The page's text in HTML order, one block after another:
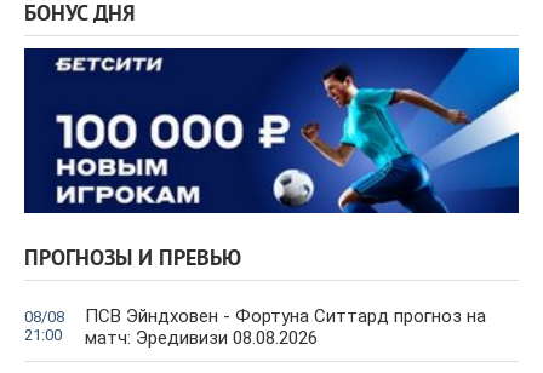
БОНУС ДНЯ
ПРОГНОЗЫ И ПРЕВЬЮ
08/08
21:00
ПСВ Эйндховен - Фортуна Ситтард прогноз на
матч: Эредивизи 08.08.2026